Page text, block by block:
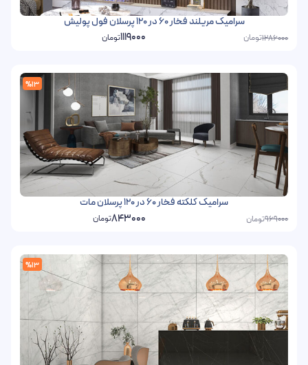
سرامیک مریلند فخار 60 در 120 پرسلان فول پولیش
1286000تومان 1119000تومان
%13
سرامیک کلکته فخار 60 در 120 پرسلان مات
969000تومان 843000تومان
%13